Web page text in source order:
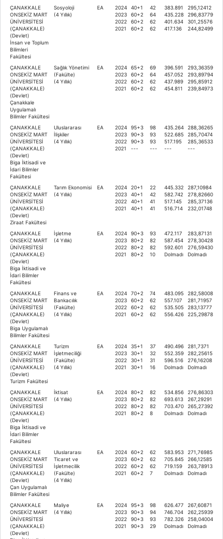
ÇANAKKALE
ONSEKİZ MART
ÜNİVERSİTESİ
(ÇANAKKALE)
(Devlet)
İnsan ve Toplum
Bilimleri
Fakültesi
Sosyoloji
(4 Yıllık)
EA
2024
2023
2022
2021
40+1
60+2
60+2
60+2
42
64
62
62
383.891
435.228
401.634
417.136
295,12412
296,83779
301,25576
244,82499
ÇANAKKALE
ONSEKİZ MART
ÜNİVERSİTESİ
(ÇANAKKALE)
(Devlet)
Çanakkale
Uygulamalı
Bilimler Fakültesi
Sağlık Yönetimi
(Fakülte)
(4 Yıllık)
EA
2024
2023
2022
2021
65+2
60+2
60+2
60+2
69
64
62
62
396.591
457.052
437.989
454.811
293,36359
293,89794
295,85912
239,84973
ÇANAKKALE
ONSEKİZ MART
ÜNİVERSİTESİ
(ÇANAKKALE)
(Devlet)
Biga İktisadi ve
İdari Bilimler
Fakültesi
Uluslararası
İlişkiler
(4 Yıllık)
EA
2024
2023
2022
2021
95+3
90+3
90+3
---
98
93
93
---
435.264
522.685
517.195
---
288,36265
285,70474
285,36533
---
ÇANAKKALE
ONSEKİZ MART
ÜNİVERSİTESİ
(ÇANAKKALE)
(Devlet)
Ziraat Fakültesi
Tarım Ekonomisi
(4 Yıllık)
EA
2024
2023
2022
2021
20+1
40+1
40+1
40+1
22
42
41
41
445.332
582.742
517.145
516.714
287,10984
278,82660
285,37136
232,01748
ÇANAKKALE
ONSEKİZ MART
ÜNİVERSİTESİ
(ÇANAKKALE)
(Devlet)
Biga İktisadi ve
İdari Bilimler
Fakültesi
İşletme
(4 Yıllık)
EA
2024
2023
2022
2021
90+3
80+2
80+2
80+2
93
82
82
10
472.117
587.454
592.601
Dolmadı
283,87131
278,30428
276,59430
Dolmadı
ÇANAKKALE
ONSEKİZ MART
ÜNİVERSİTESİ
(ÇANAKKALE)
(Devlet)
Biga Uygulamalı
Bilimler Fakültesi
Finans ve
Bankacılık
(Fakülte)
(4 Yıllık)
EA
2024
2023
2022
2021
70+2
60+2
60+2
60+2
74
62
62
62
483.095
557.107
535.505
556.426
282,58008
281,71957
283,13777
225,29878
ÇANAKKALE
ONSEKİZ MART
ÜNİVERSİTESİ
(ÇANAKKALE)
(Devlet)
Turizm Fakültesi
Turizm
İşletmeciliği
(Fakülte)
(4 Yıllık)
EA
2024
2023
2022
2021
35+1
30+1
30+1
30+1
37
32
31
16
490.496
552.359
596.516
Dolmadı
281,7371
282,25615
276,16208
Dolmadı
ÇANAKKALE
ONSEKİZ MART
ÜNİVERSİTESİ
(ÇANAKKALE)
(Devlet)
Biga İktisadi ve
İdari Bilimler
Fakültesi
İktisat
(4 Yıllık)
EA
2024
2023
2022
2021
80+2
80+2
80+2
80+2
82
82
82
8
534.856
693.613
703.470
Dolmadı
276,86303
267,29291
265,27392
Dolmadı
ÇANAKKALE
ONSEKİZ MART
ÜNİVERSİTESİ
(ÇANAKKALE)
(Devlet)
Çan Uygulamalı
Bilimler Fakültesi
Uluslararası
Ticaret ve
İşletmecilik
(Fakülte)
(4 Yıllık)
EA
2024
2023
2022
2021
60+2
60+2
60+2
60+2
62
62
62
7
583.953
705.845
719.159
Dolmadı
271,76985
266,12585
263,78913
Dolmadı
ÇANAKKALE
ONSEKİZ MART
ÜNİVERSİTESİ
(ÇANAKKALE)
(Devlet)
Maliye
(4 Yıllık)
EA
2024
2023
2022
2021
95+3
90+3
90+3
90+3
98
94
93
29
626.477
746.704
782.326
Dolmadı
267,60871
262,25939
258,04004
Dolmadı